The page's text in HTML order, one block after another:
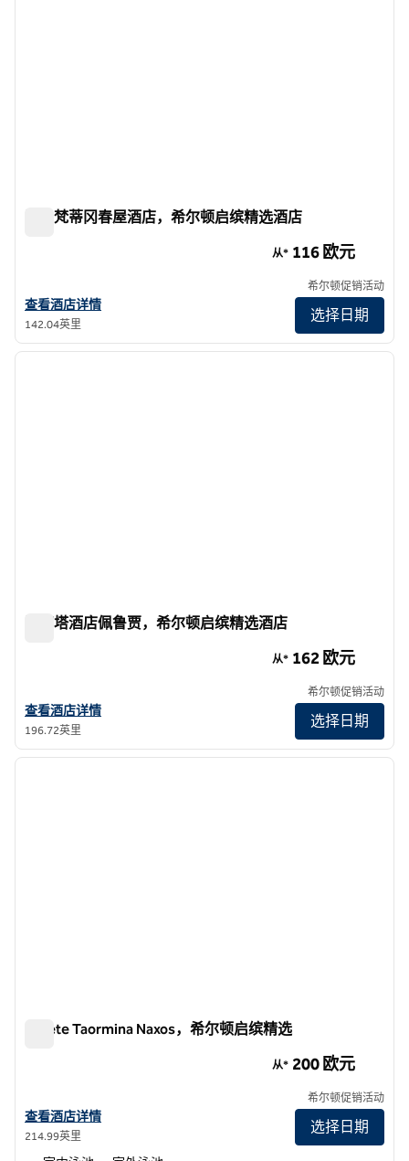
罗马梵蒂冈春屋酒店，希尔顿启缤精选酒店
查看希尔顿启缤精选•The Spring House Hotel Rome Vatican的详细
查看酒店详情
142.04英里
从* 116 欧元
希尔顿促销活动
选择日期
1/12
1/12
下一
罗塞塔酒店佩鲁贾，希尔顿启缤精选酒店
查看希尔顿启缤精选罗塞塔酒店佩鲁贾的酒店详情
查看酒店详情
196.72英里
从* 162 欧元
希尔顿促销活动
选择日期
1/12
1/12
下一
Quiete Taormina Naxos，希尔顿启缤精选
查看酒店详情：Quiete Taormina Naxos，希尔顿启缤精选
查看酒店详情
214.99英里
从* 200 欧元
希尔顿促销活动
选择日期